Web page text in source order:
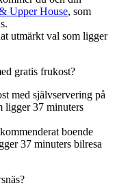
Upper House, som
utmärkt val som ligger
gratis frukost?
med självservering på
ligger 37 minuters
boende
37 minuters bilresa